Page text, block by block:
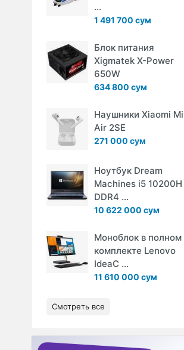
"КОШАРНЫЙ С.Ю."
ИндП
...
1 491 700 сум
Блок питания
Xigmatek X-Power
650W
634 800 сум
Наушники Xiaomi Mi
Air 2SE
271 000 сум
Ноутбук Dream
Machines i5
DDR4 ...
10 622 000 сум
Моноблок в полном
комплекте Lenovo
IdeaC ...
11 610 000 сум
Смотреть все